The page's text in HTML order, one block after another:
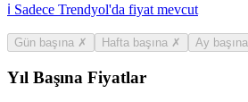
ℹ️ Sadece Trendyol'da fiyat mevcut
Gün başına ✗ Hafta başına ✗ Ay başına
Yıl Başına Fiyatlar